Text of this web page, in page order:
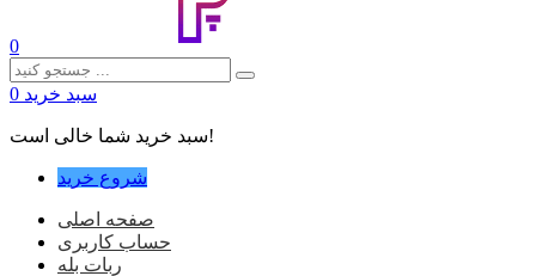
0
سبد خرید 0
سبد خرید شما خالی است!
شروع خرید
صفحه اصلی
حساب کاربری
ربات بله